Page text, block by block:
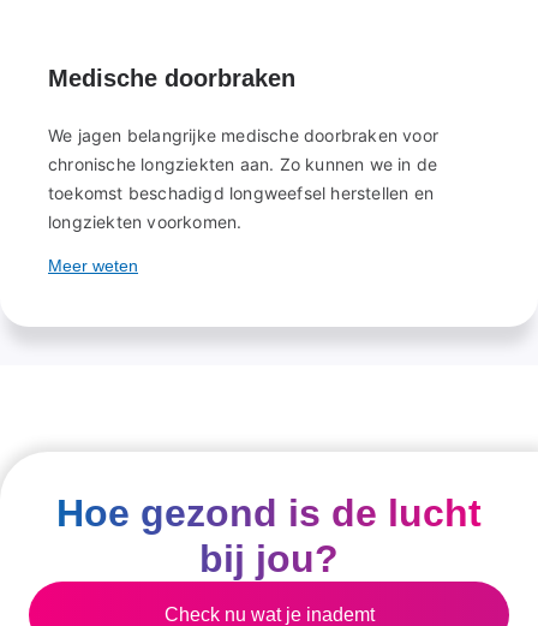
Medische doorbraken
We jagen belangrijke medische doorbraken voor
chronische longziekten aan. Zo kunnen we in de
toekomst beschadigd longweefsel herstellen en
longziekten voorkomen.
Meer weten
Hoe gezond is de lucht
bij jou?
Check nu wat je inademt